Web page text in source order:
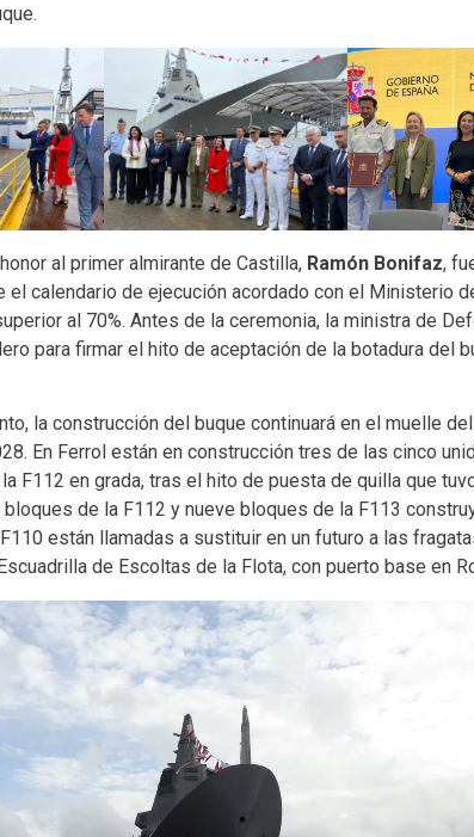
al primer almirante de Castilla, Ramón Bonifaz,
el calendario de ejecución acordado con el Ministerio
al 70%. Antes de la ceremonia, la ministra de
para firmar el hito de aceptación de la botadura del
la construcción del buque continuará en el muelle
En Ferrol están en construcción tres de las cinco
F112 en grada, tras el hito de puesta de quilla que
de la F112 y nueve bloques de la F113
están llamadas a sustituir en un futuro a las
Escuadrilla de Escoltas de la Flota, con puerto base en